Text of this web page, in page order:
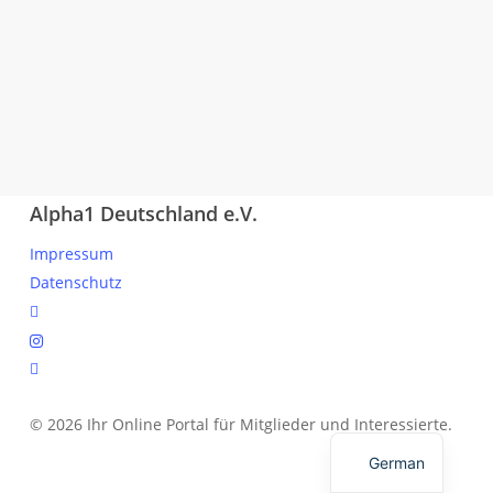
Alpha1 Deutschland e.V.
Impressum
Datenschutz
linkedin
instagram
spotify
© 2026 Ihr Online Portal für Mitglieder und Interessierte.
German
English